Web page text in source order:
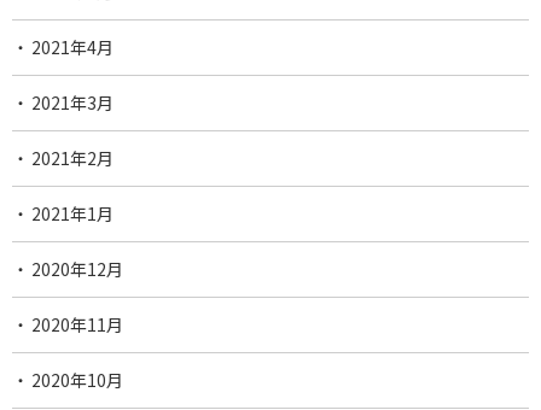
2021年4月
2021年3月
2021年2月
2021年1月
2020年12月
2020年11月
2020年10月